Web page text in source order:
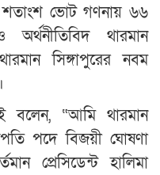
শতাংশ ভোট গণনায় ৬৬
থারমান
সিঙ্গাপুরের নবম
বলেন, “আমি থারমান
পদে বিজয়ী ঘোষণা
প্রেসিডেন্ট হালিমা